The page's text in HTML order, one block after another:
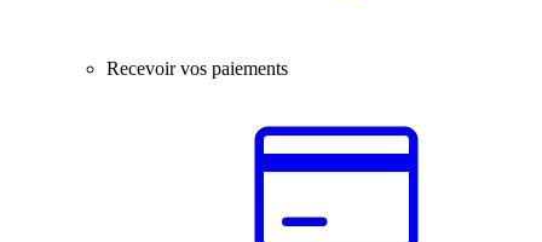
Recevoir vos paiements